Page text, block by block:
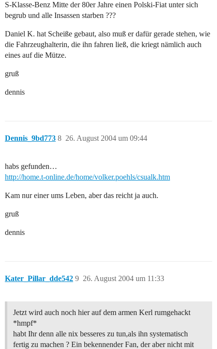
S-Klasse-Benz Mitte der 80er Jahre einen Polski-Fiat unter sich
begrub und alle Insassen starben ???
Daniel K. hat Scheiße gebaut, also muß er dafür gerade stehen, wie
die Fahrzeughalterin, die ihn fahren ließ, die kriegt nämlich auch
eines auf die Mütze.
gruß
dennis
Dennis_9bd773 26. August 2004 um 09:44
8
habs gefunden…
http://home.t-online.de/home/volker.poehls/csualk.htm
Kam nur einer ums Leben, aber das reicht ja auch.
gruß
dennis
Kater_Pillar_dde542 26. August 2004 um 11:33
9
Jetzt wird auch noch hier auf dem armen Kerl rumgehackt
*hmpf*
habt Ihr denn alle nix besseres zu tun,als ihn systematisch
fertig zu machen ? Ein bekennender Fan, der aber nicht mit